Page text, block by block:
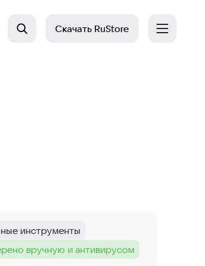
Скачать RuStore
:
инструменты
вручную и антивирусом